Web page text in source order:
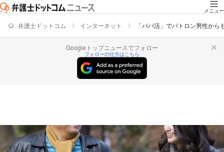
メニュー
弁護士ドットコム インターネット 「パパ活」でパトロン男性か
Googleトップニュースでフォロー
フォローの仕方はこちら